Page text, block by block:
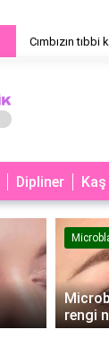
Cımbızın tıbbi
Dipliner Kaş
rengi